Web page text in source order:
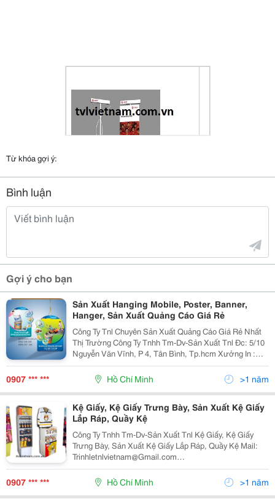
Liên hệ cho chúng tôi để được tư
vấn và đặt hàng:0902 346 186 Ms
Trinh
0906 307 186 Mr Linh
Standee Mica, Ván MDF hoặc các
loại Standee cao cấp có đèn led
Từ khóa gợi ý:
Bình luận
Gợi ý cho bạn
Sản Xuất Hanging Mobile, Poster, Banner,
Hanger, Sản Xuất Quảng Cáo Giá Rẻ
Công Ty Tnl Chuyên Sản Xuất Quảng Cáo Giá Rẻ Nhất
Thị Trường Công Ty Tnhh Tm-Dv-Sản Xuất Tnl Đc: 5/10
Nguyễn Văn Vĩnh, P 4, Tân Bình, Tp.hcm Xưởng In :
C14/36 Ky, Đường Số 6, Vĩnh Lộc B, Bình Chánh,
Tp.hcm Website: Www.tnlvietnam
0907 *** *** Hồ Chí Minh >1 năm
Kệ Giấy, Kệ Giấy Trưng Bày, Sản Xuất Kệ Giấy
Lắp Ráp, Quầy Kệ
Công Ty Tnhh Tm-Dv-Sản Xuất Tnl Kệ Giấy, Kệ Giấy
Trưng Bày, Sản Xuất Kệ Giấy Lắp Ráp, Quầy Kệ Mail:
Trinhletnlvietnam@Gmail.com
Linhhotnlvietnam@Gmail.com Công Ty Tnl Chúng Tôi
Chuyên Sản Xuất Quảng Cáo, Sản Xuất Posm Chuyên
Nghiệp. Tn
0907 *** *** Hồ Chí Minh >1 năm